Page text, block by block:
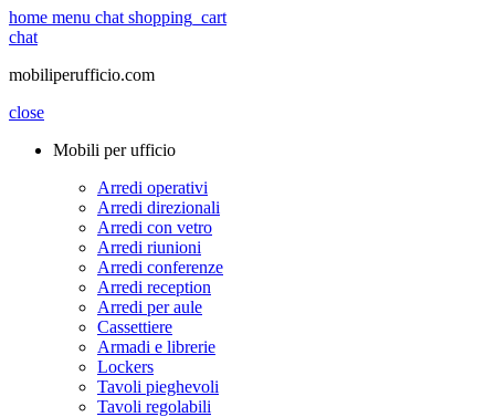
home menu chat shopping_cart
chat
mobiliperufficio.com
close
Mobili per ufficio
Arredi operativi
Arredi direzionali
Arredi con vetro
Arredi riunioni
Arredi conferenze
Arredi reception
Arredi per aule
Cassettiere
Armadi e librerie
Lockers
Tavoli pieghevoli
Tavoli regolabili